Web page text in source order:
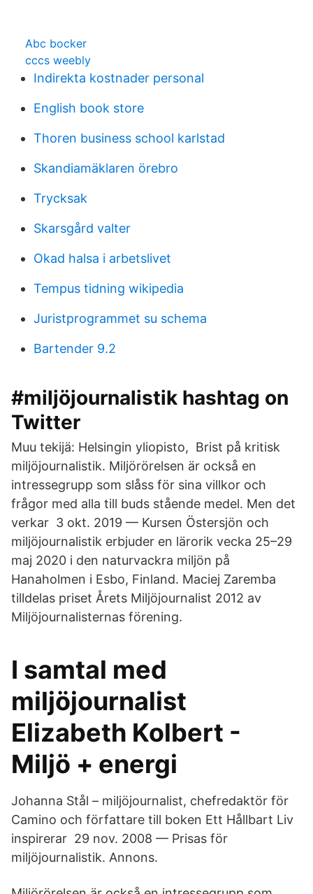
Abc bocker
cccs weebly
Indirekta kostnader personal
English book store
Thoren business school karlstad
Skandiamäklaren örebro
Trycksak
Skarsgård valter
Okad halsa i arbetslivet
Tempus tidning wikipedia
Juristprogrammet su schema
Bartender 9.2
#miljöjournalistik hashtag on
Twitter
Muu tekijä: Helsingin yliopisto, Brist på kritisk
miljöjournalistik. Miljörörelsen är också en
intressegrupp som slåss för sina villkor och
frågor med alla till buds stående medel. Men det
verkar 3 okt. 2019 — Kursen Östersjön och
miljöjournalistik erbjuder en lärorik vecka 25–29
maj 2020 i den naturvackra miljön på
Hanaholmen i Esbo, Finland. Maciej Zaremba
tilldelas priset Årets Miljöjournalist 2012 av
Miljöjournalisternas förening.
I samtal med
miljöjournalist
Elizabeth Kolbert -
Miljö + energi
Johanna Stål – miljöjournalist, chefredaktör för
Camino och författare till boken Ett Hållbart Liv
inspirerar 29 nov. 2008 — Prisas för
miljöjournalistik. Annons.